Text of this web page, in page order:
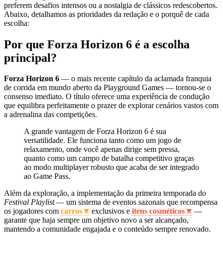
preferem desafios intensos ou a nostalgia de clássicos redescobertos.
Abaixo, detalhamos as prioridades da redação e o porquê de cada
escolha:
Por que Forza Horizon 6 é a escolha
principal?
Forza Horizon 6 — o mais recente capítulo da aclamada franquia
de corrida em mundo aberto da Playground Games — tornou-se o
consenso imediato. O título oferece uma experiência de condução
que equilibra perfeitamente o prazer de explorar cenários vastos com
a adrenalina das competições.
A grande vantagem de Forza Horizon 6 é sua
versatilidade. Ele funciona tanto como um jogo de
relaxamento, onde você apenas dirige sem pressa,
quanto como um campo de batalha competitivo graças
ao modo multiplayer robusto que acaba de ser integrado
ao Game Pass.
Além da exploração, a implementação da primeira temporada do
Festival Playlist— um sistema de eventos sazonais que recompensa
os jogadores com carros exclusivos e itens cosméticos
—
garante que haja sempre um objetivo novo a ser alcançado,
mantendo a comunidade engajada e o conteúdo sempre renovado.